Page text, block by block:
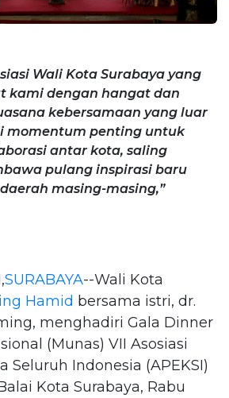
Wali Kota Surabaya yang
kami dengan hangat dan
kebersamaan yang luar
momentum penting untuk
antar kota, saling
pulang inspirasi baru
masing-masing,”
SURABAYA--Wali Kota
Hamid bersama istri, dr.
menghadiri Gala Dinner
(Munas) VII Asosiasi
Seluruh Indonesia (APEKSI)
Kota Surabaya, Rabu